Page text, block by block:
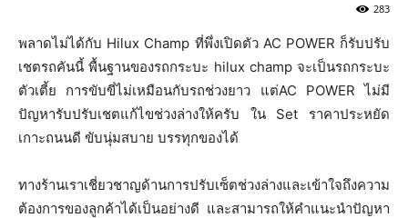
283
พลาดไม่ได้กับ Hilux Champ ที่พึ่งเปิดตัว AC POWER ก็รับปรับ
เชตรถคันนี้ พื้นฐานของรถกระบะ hilux champ จะเป็นรถกระบะ
ตัวเตี้ย การขับขี่ไม่เหมือนกับรถช่วงยาว แต่AC POWER ไม่มี
ปัญหารับปรับเชตแก้ไขช่วงล่างให้ครับ ใน Set ราคาประหยัด
เกาะถนนดี ขับนุ่มสบาย บรรทุกของได้
ทางร้านเราเชี่ยวชาญด้านการปรับเซ็ตช่วงล่างและเข้าใจถึงความ
ต้องการของลูกค้าได้เป็นอย่างดี และสามารถให้คำแนะนำปัญหา